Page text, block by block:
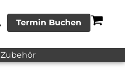
Termin Buchen
Zubehör